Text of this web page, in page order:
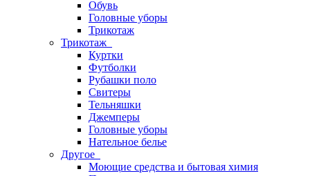
Обувь
Головные уборы
Трикотаж
Трикотаж
Куртки
Футболки
Рубашки поло
Свитеры
Тельняшки
Джемперы
Головные уборы
Нательное белье
Другое
Моющие средства и бытовая химия